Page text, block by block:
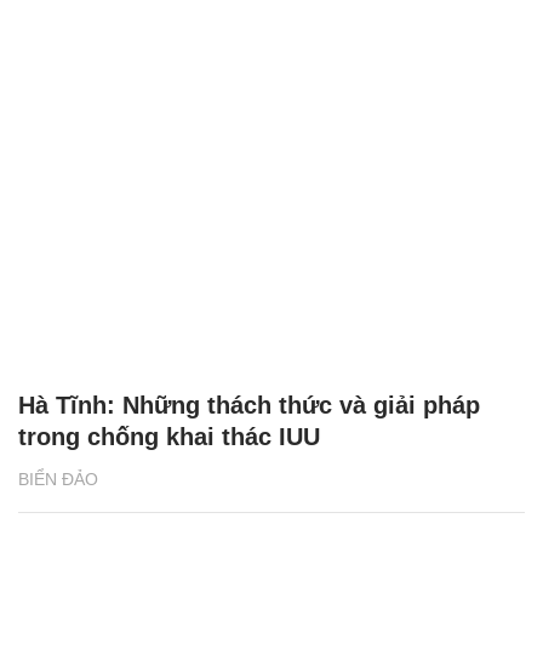
BIỂN ĐẢO
Hà Tĩnh: Những thách thức và giải pháp
trong chống khai thác IUU